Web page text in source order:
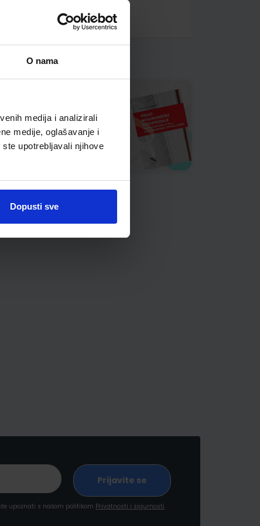
O nama
medija i analizirali
medije, oglašavanje i
upotrebljavali njihove
Dopusti sve
upoznati s našom politikom Privatnosti i sigurnosti